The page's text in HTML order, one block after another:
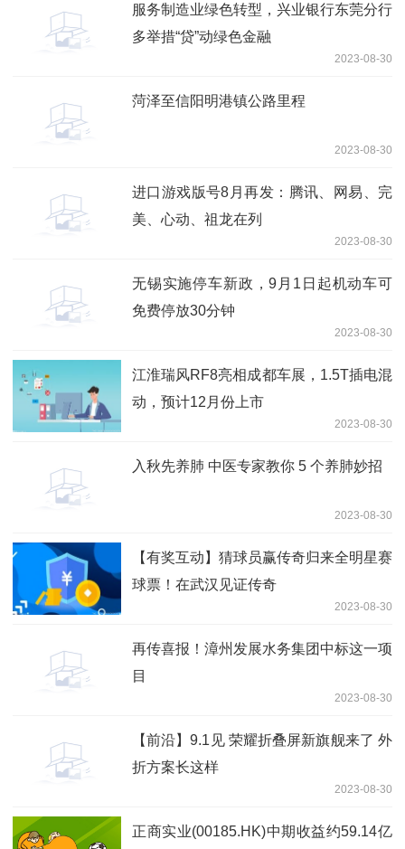
服务制造业绿色转型，兴业银行东莞分行
多举措“贷”动绿色金融
2023-08-30
菏泽至信阳明港镇公路里程
2023-08-30
进口游戏版号8月再发：腾讯、网易、完
美、心动、祖龙在列
2023-08-30
无锡实施停车新政，9月1日起机动车可
免费停放30分钟
2023-08-30
江淮瑞风RF8亮相成都车展，1.5T插电混
动，预计12月份上市
2023-08-30
入秋先养肺 中医专家教你 5 个养肺妙招
2023-08-30
【有奖互动】猜球员赢传奇归来全明星赛
球票！在武汉见证传奇
2023-08-30
再传喜报！漳州发展水务集团中标这一项
目
2023-08-30
【前沿】9.1见 荣耀折叠屏新旗舰来了 外
折方案长这样
2023-08-30
正商实业(00185.HK)中期收益约59.14亿